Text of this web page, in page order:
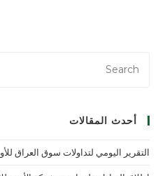
أحدث المقالات
التقرير اليومي لتداولات سوق العراق للأوراق